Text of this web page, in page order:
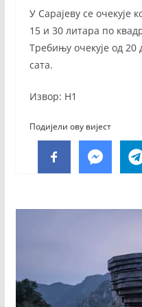
У Сарајеву се очекује
15 и 30 литара по
Требињу очекује од
сата.
Извор: Н1
Подијели ову вијест